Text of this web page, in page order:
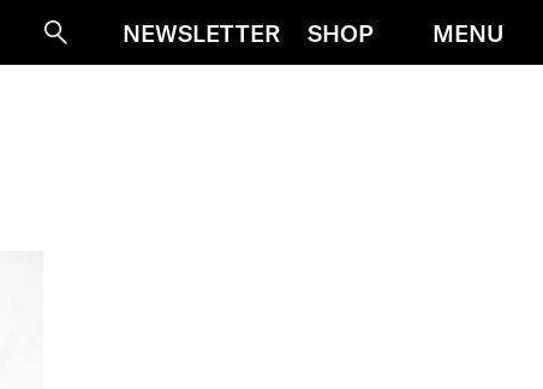
SucheNEWSLETTER SHOP MENU